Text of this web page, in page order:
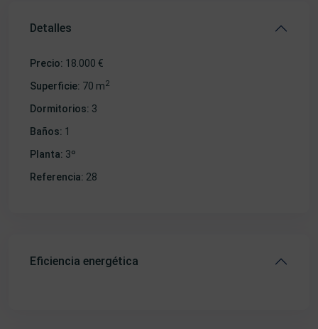
Detalles
Precio: 18.000 €
Superficie: 70 m2
Dormitorios: 3
Baños: 1
Planta: 3º
Referencia: 28
Eficiencia energética